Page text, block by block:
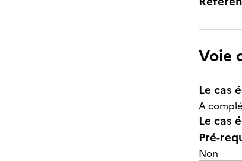
Voie
Le cas
A
Le cas
Pré-
Non